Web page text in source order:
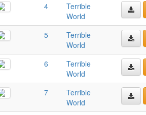
4
Terrible
World
5
Terrible
World
6
Terrible
World
7
Terrible
World